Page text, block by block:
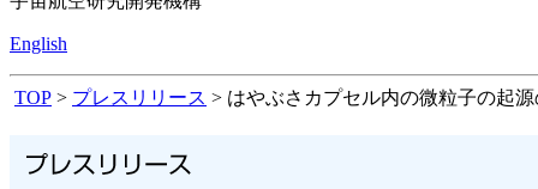
English
TOP > プレスリリース > はやぶさカプセル内の微粒子の起